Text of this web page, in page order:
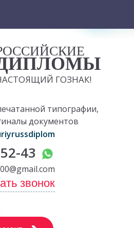
ГОЗНАК!
типографии,
документов
43
звонок